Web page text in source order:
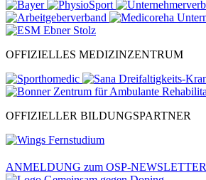
OFFIZIELLES MEDIZINZENTRUM
OFFIZIELLER BILDUNGSPARTNER
ANMELDUNG zum OSP-NEWSLETTER